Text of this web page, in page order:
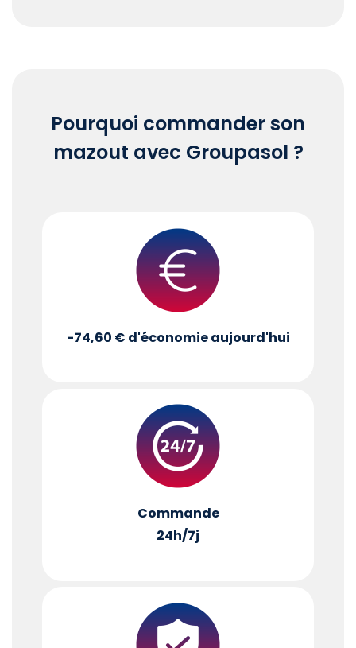
Pourquoi commander son
mazout avec Groupasol ?
-74,60 € d'économie aujourd'hui
Commande
24h/7j